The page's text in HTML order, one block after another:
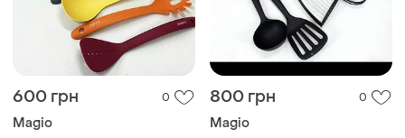
600 грн 0
Magio
800 грн 0
Magio